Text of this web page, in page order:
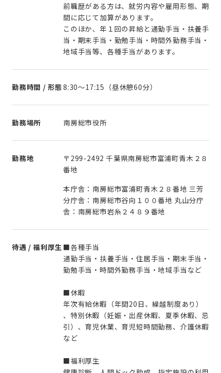
前職歴がある方は、就労内容や雇用形態、期
間に応じて加算があります。
このほか、年１回の昇給と通勤手当・扶養手
当・期末手当・勤勉手当・時間外勤務手当・
地域手当等、各種手当があります。
勤務時間 / 形態8:30～17:15（昼休憩60分）
勤務場所 南房総市役所
勤務地
〒299-2492 千葉県南房総市富浦町青木２８
番地
本庁舎：南房総市富浦町青木２８番地 三芳
分庁舎：南房総市谷向１００番地 丸山分庁
舎：南房総市岩糸２４８９番地
待遇 / 福利厚生 ■各種手当
通勤手当・扶養手当・住居手当・期末手当・
勤勉手当・時間外勤務手当・地域手当など
■休暇
年次有給休暇（年間20日、繰越制度あり）
、特別休暇（妊娠・出産休暇、夏季休暇、忌
引）、育児休業、育児短時間勤務、介護休暇
など
■福利厚生